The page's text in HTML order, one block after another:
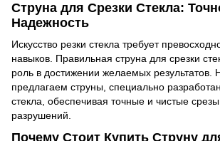
Струна для Срезки Стекла:
Надежность
Искусство резки стекла требует
навыков. Правильная струна для срезки
роль в достижении желаемых
предлагаем струны, специально
стекла, обеспечивая точные и чистые
разрушений.
Почему Стоит Купить Струну